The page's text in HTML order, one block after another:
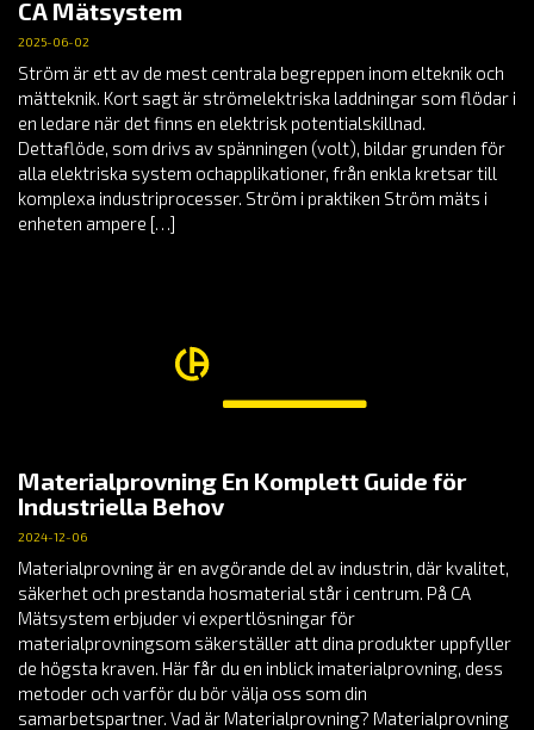
CA Mätsystem
2025-06-02
Ström är ett av de mest centrala begreppen inom elteknik och
mätteknik. Kort sagt är strömelektriska laddningar som flödar i
en ledare när det finns en elektrisk potentialskillnad.
Dettaflöde, som drivs av spänningen (volt), bildar grunden för
alla elektriska system ochapplikationer, från enkla kretsar till
komplexa industriprocesser. Ström i praktiken Ström mäts i
enheten ampere […]
Materialprovning En Komplett Guide för
Industriella Behov
2024-12-06
Materialprovning är en avgörande del av industrin, där kvalitet,
säkerhet och prestanda hosmaterial står i centrum. På CA
Mätsystem erbjuder vi expertlösningar för
materialprovningsom säkerställer att dina produkter uppfyller
de högsta kraven. Här får du en inblick imaterialprovning, dess
metoder och varför du bör välja oss som din
samarbetspartner. Vad är Materialprovning? Materialprovning